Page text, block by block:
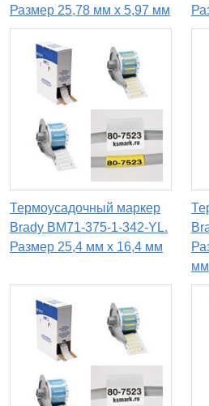
Размер 25,78 мм х 5,97 мм
Термоусадочный маркер
Brady BM71-375-1-342-YL.
Размер 25,4 мм х 16,4 мм
мм